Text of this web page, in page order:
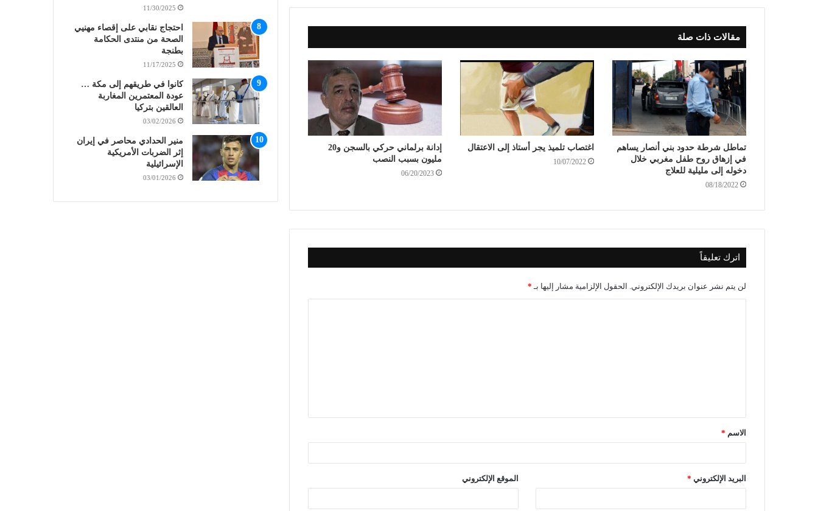
مقالات ذات صلة
تماطل شرطة حدود بني أنصار يساهم
في إزهاق روح طفل مغربي خلال
دخوله إلى مليلية للعلاج
08/18/2022
اغتصاب تلميذ يجر أستاذ إلى الاعتقال
10/07/2022
إدانة برلماني حركي بالسجن و20
مليون بسبب النصب
06/20/2023
اترك تعليقاً
لن يتم نشر عنوان بريدك الإلكتروني. الحقول الإلزامية مشار إليها بـ *
الاسم *
البريد الإلكتروني * الموقع الإلكتروني
11/30/2025
احتجاج نقابي على إقصاء مهنيي
الصحة من منتدى الحكامة
بطنجة
11/17/2025
كانوا في طريقهم إلى مكة …
عودة المعتمرين المغاربة
العالقين بتركيا
03/02/2026
منير الحدادي محاصر في إيران
إثر الضربات الأمريكية
الإسرائيلية
03/01/2026